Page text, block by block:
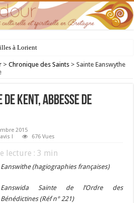
père de la Bretagne chrétienne
> Chronique des Saints > Sainte Eanswythe
Kent, Abbesse de
2015
!
676 Vues
lecture :3 min
Eanswithe (hagiographies françaises)
Eanswida Sainte de l’Ordre des
Bénédictines (Réf n° 221)